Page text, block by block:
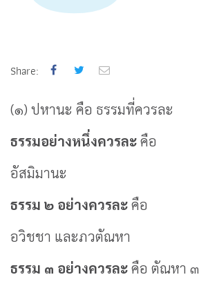
Share:
(๑) ปหานะ คือ ธรรมที่ควรละ
ธรรมอย่างหนึ่งควรละคือ
อัสมิมานะ
ธรรม ๒ อย่างควรละคือ
อวิชชา และภวตัณหา
ธรรม ๓ อย่างควรละคือ ตัณหา ๓